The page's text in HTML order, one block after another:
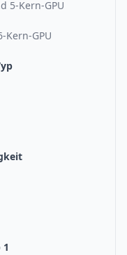
5-Kern-GPU
Kern-GPU